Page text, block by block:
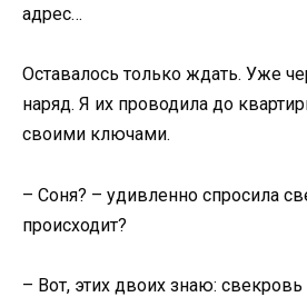
адрес…
Оставалось только ждать. Уже
наряд. Я их проводила до
своими ключами.
– Соня? – удивленно спросила
происходит?
– Вот, этих двоих знаю: